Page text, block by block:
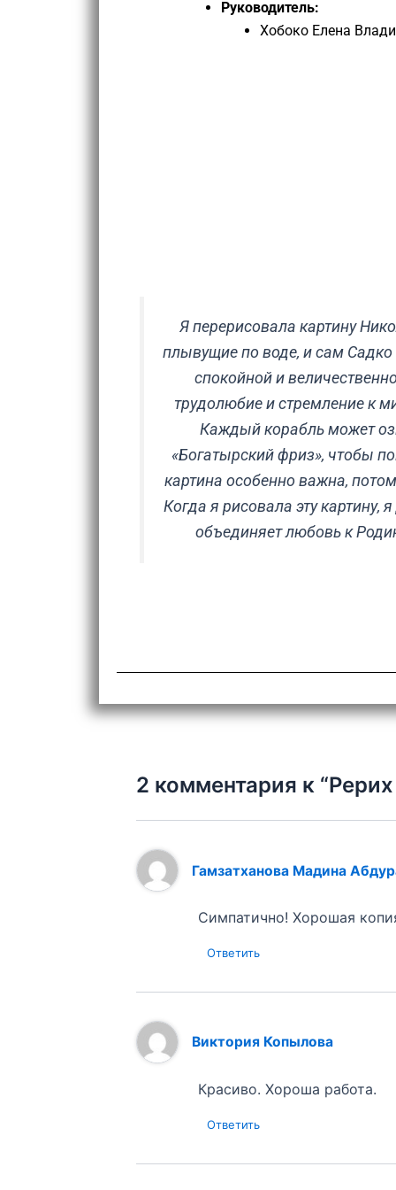
Руководитель:
Хобоко Елена
Я перерисовала картину
плывущие по воде, и сам Садко
спокойной и
трудолюбие и стремление к
Каждый корабль может
«Богатырский фриз», чтобы
картина особенно важна,
Когда я рисовала эту картину,
объединяет любовь к
2 комментария к
Гамзатханова Мадина
Симпатично! Хорошая
Ответить
Виктория Копылова
Красиво. Хороша работа.
Ответить